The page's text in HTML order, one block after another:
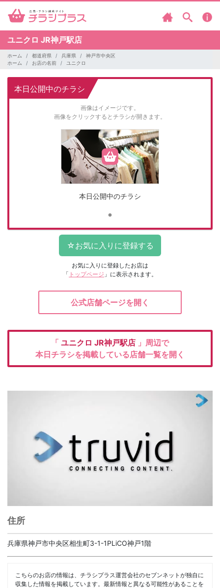
ユニクロ JR神戸駅店
ホーム 都道府県 兵庫県
神戸市中央区
ホーム
お店の名前 ユニクロ
本日公開中のチラシ
画像はイメージです。
画像をクリックするとチラシが開きます。
本日公開中のチラシ
お気に入りに登録したお店は
「 トップページ 」に表示されます。
公式店舗ページを開く
「 ユニクロ JR神戸駅店 」周辺で
本日チラシを掲載している店舗一覧を開く
住所
兵庫県神戸市中央区相生町3-1-1PLiCO神戸1階
こちらのお店の情報は、チラシプラス運営会社のセブンネットが独自に
収集した情報を掲載しています。最新情報と異なる可能性があることを